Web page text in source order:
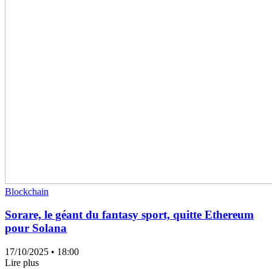
Blockchain
Sorare, le géant du fantasy sport, quitte Ethereum
pour Solana
17/10/2025 • 18:00
Lire plus